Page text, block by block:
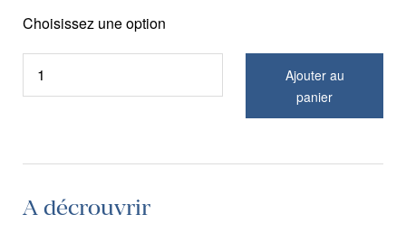
Choisissez une option
Ajouter au
panier
A décrouvrir